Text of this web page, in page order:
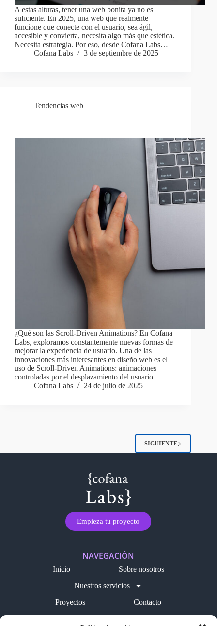
A estas alturas, tener una web bonita ya no es
suficiente. En 2025, una web que realmente
funcione que conecte con el usuario, sea ágil,
accesible y convierta, necesita algo más que estética.
Necesita estrategia. Por eso, desde Cofana Labs…
Cofana Labs
3 de septiembre de 2025
Tendencias web
¿Qué son las Scroll-Driven Animations? En Cofana
Labs, exploramos constantemente nuevas formas de
mejorar la experiencia de usuario. Una de las
innovaciones más interesantes en diseño web es el
uso de Scroll-Driven Animations: animaciones
controladas por el desplazamiento del usuario…
Cofana Labs
24 de julio de 2025
SIGUIENTE
Empieza tu proyecto
NAVEGACIÓN
Inicio
Sobre nosotros
Nuestros servicios
Proyectos
Contacto